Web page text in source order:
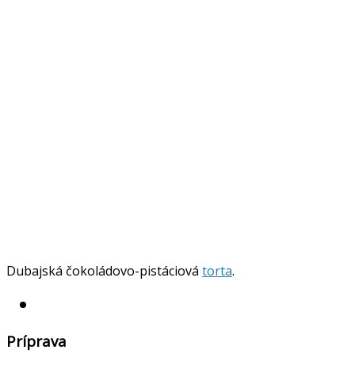
Dubajská čokoládovo-pistáciová torta.
Príprava